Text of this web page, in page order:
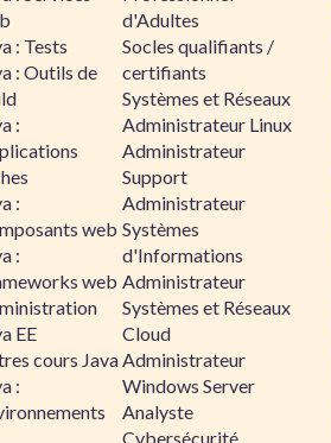
: Tests
: Outils de
:
:
web
:
web
EE
cours Java
:
d'Adultes
Socles qualifiants /
certifiants
Systèmes et Réseaux
Administrateur Linux
Administrateur
Support
Administrateur
Systèmes
d'Informations
Administrateur
Systèmes et Réseaux
Cloud
Administrateur
Windows Server
Analyste
Cybersécurité